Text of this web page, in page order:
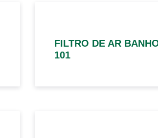
FILTRO DE AR
101